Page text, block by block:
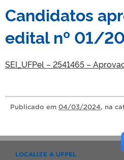
TELEFONES
Candidatos
edital nº 01/
SEI_UFPel – 2541465 –
Publicado em 04/03/2024, na
LOCALIZE A UFPEL